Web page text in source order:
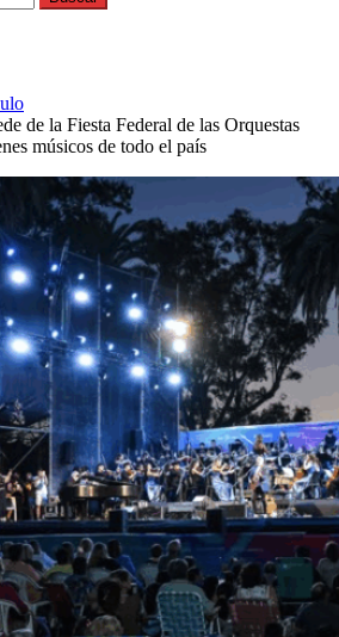
de la Fiesta Federal de las Orquestas
músicos de todo el país